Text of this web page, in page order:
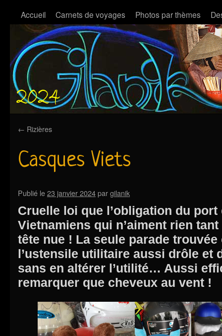
Accueil Carnets de voyages Photos par thèmes
← Rizières
Casques Viets
Publié le23 janvier 2024pargilanik
Cruelle loi que l’obligation du
Vietnamiens qui n’aiment rien
tête nue ! La seule parade
l’ustensile utilitaire aussi drôle et
sans en altérer l’utilité… Aussi
remarquer que cheveux au vent !